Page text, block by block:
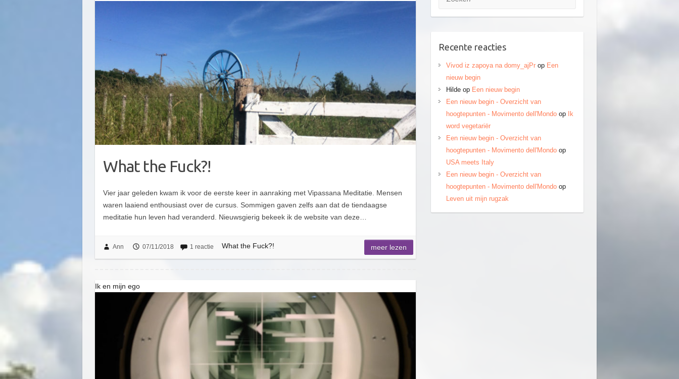
What the Fuck?!
Vier jaar geleden kwam ik voor de eerste keer in aanraking met Vipassana Meditatie. Mensen
waren laaiend enthousiast over de cursus. Sommigen gaven zelfs aan dat de tiendaagse
meditatie hun leven had veranderd. Nieuwsgierig bekeek ik de website van deze…
Ann 07/11/2018 1 reactie What the Fuck?! meer lezen
Ik en mijn ego
Recente reacties
Vivod iz zapoya na domy_ajProp Een
nieuw begin
Hildeop Een nieuw begin
Een nieuw begin - Overzicht van
hoogtepunten - Movimento dell'Mondoop
Ik
word vegetariër
Een nieuw begin - Overzicht van
hoogtepunten - Movimento dell'Mondoop
USA meets Italy
Een nieuw begin - Overzicht van
hoogtepunten - Movimento dell'Mondoop
Leven uit mijn rugzak